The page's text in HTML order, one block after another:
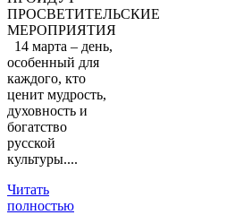
ПРОСВЕТИТЕЛЬСКИЕ
МЕРОПРИЯТИЯ
14 марта – день,
особенный для
каждого, кто
ценит мудрость,
духовность и
богатство
русской
культуры....
Читать
полностью